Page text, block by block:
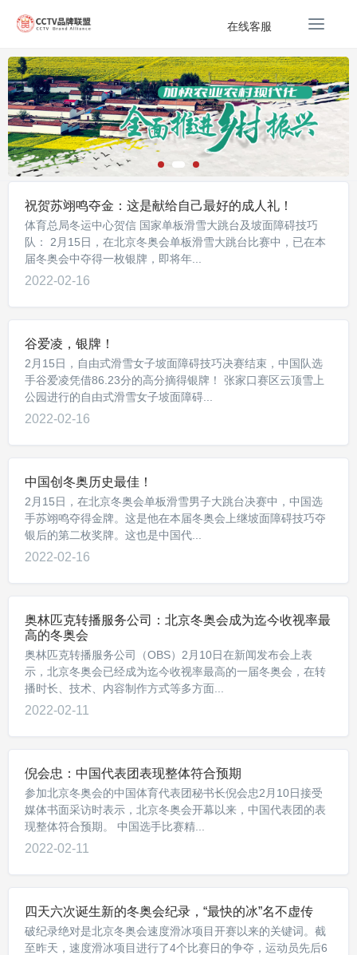
T
g
g
l
i
a
t
在线客服
祝贺苏翊鸣夺金：这是献给自己最好的成人礼！
体育总局冬运中心贺信 国家单板滑雪大跳台及坡面障碍技巧
队： 2月15日，在北京冬奥会单板滑雪大跳台比赛中，已在本
届冬奥会中夺得一枚银牌，即将年...
2022-02-16
谷爱凌，银牌！
2月15日，自由式滑雪女子坡面障碍技巧决赛结束，中国队选
手谷爱凌凭借86.23分的高分摘得银牌！ 张家口赛区云顶雪上
公园进行的自由式滑雪女子坡面障碍...
2022-02-16
中国创冬奥历史最佳！
2月15日，在北京冬奥会单板滑雪男子大跳台决赛中，中国选
手苏翊鸣夺得金牌。这是他在本届冬奥会上继坡面障碍技巧夺
银后的第二枚奖牌。这也是中国代...
2022-02-16
奥林匹克转播服务公司：北京冬奥会成为迄今收视率最
高的冬奥会
奥林匹克转播服务公司（OBS）2月10日在新闻发布会上表
示，北京冬奥会已经成为迄今收视率最高的一届冬奥会，在转
播时长、技术、内容制作方式等多方面...
2022-02-11
倪会忠：中国代表团表现整体符合预期
参加北京冬奥会的中国体育代表团秘书长倪会忠2月10日接受
媒体书面采访时表示，北京冬奥会开幕以来，中国代表团的表
现整体符合预期。 中国选手比赛精...
2022-02-11
四天六次诞生新的冬奥会纪录，“最快的冰”名不虚传
破纪录绝对是北京冬奥会速度滑冰项目开赛以来的关键词。截
至昨天，速度滑冰项目进行了4个比赛日的争夺，运动员先后6